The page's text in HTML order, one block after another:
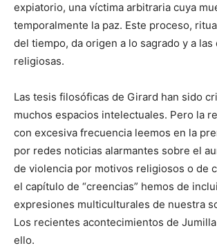
expiatorio, una víctima arbitraria cuya
temporalmente la paz. Este proceso,
del tiempo, da origen a lo sagrado y a
religiosas.
Las tesis filosóficas de Girard han sido
muchos espacios intelectuales. Pero la
con excesiva frecuencia leemos en la
por redes noticias alarmantes sobre el
de violencia por motivos religiosos o de
el capítulo de “creencias” hemos de
expresiones multiculturales de nuestra
Los recientes acontecimientos de
ello.